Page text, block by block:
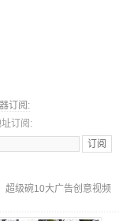
订阅:
订阅:
超级碗10大广告创意视频